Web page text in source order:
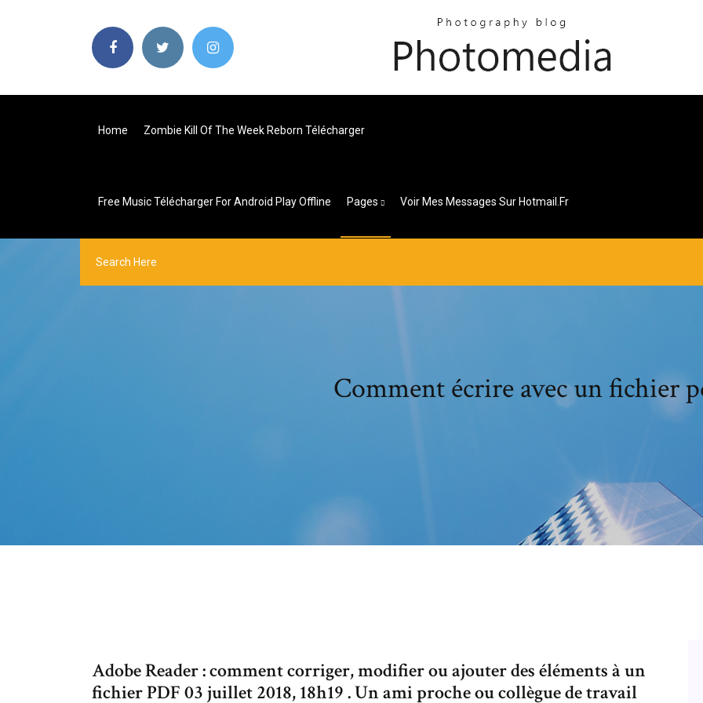
Home Zombie Kill Of The Week Reborn Télécharger
Free Music Télécharger For Android Play Offline Pages Voir Mes Messages Sur Hotmail.fr
Comment écrire avec un fichier
Adobe Reader : comment corriger, modifier ou ajouter des éléments à un
fichier PDF 03 juillet 2018, 18h19 . Un ami proche ou collègue de travail